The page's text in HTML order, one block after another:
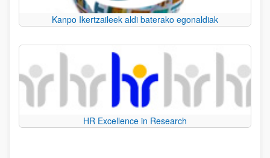
Kanpo Ikertzaileek aldi baterako egonaldiak
HR Excellence in Research